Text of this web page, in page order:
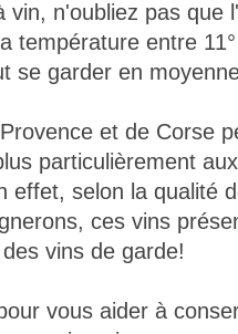
vin, n'oubliez pas que
température entre
se garder en
et de Corse
particulièrement
effet, selon la qualité
ces vins
vins de garde!
vous aider à